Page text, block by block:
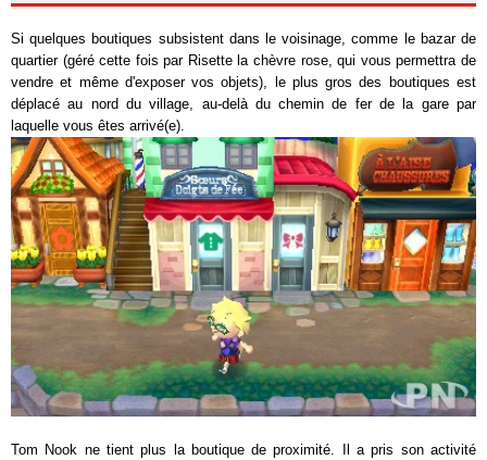
Si quelques boutiques subsistent dans le voisinage, comme le bazar de
quartier (géré cette fois par Risette la chèvre rose, qui vous permettra de
vendre et même d'exposer vos objets), le plus gros des boutiques est
déplacé au nord du village, au-delà du chemin de fer de la gare par
laquelle vous êtes arrivé(e).
Tom Nook ne tient plus la boutique de proximité. Il a pris son activité